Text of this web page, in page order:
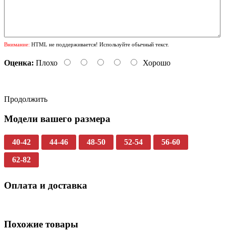
Внимание: HTML не поддерживается! Используйте обычный текст.
Оценка: Плохо Хорошо
Продолжить
Модели вашего размера
40-42 44-46 48-50 52-54 56-60
62-82
Оплата и доставка
Похожие товары